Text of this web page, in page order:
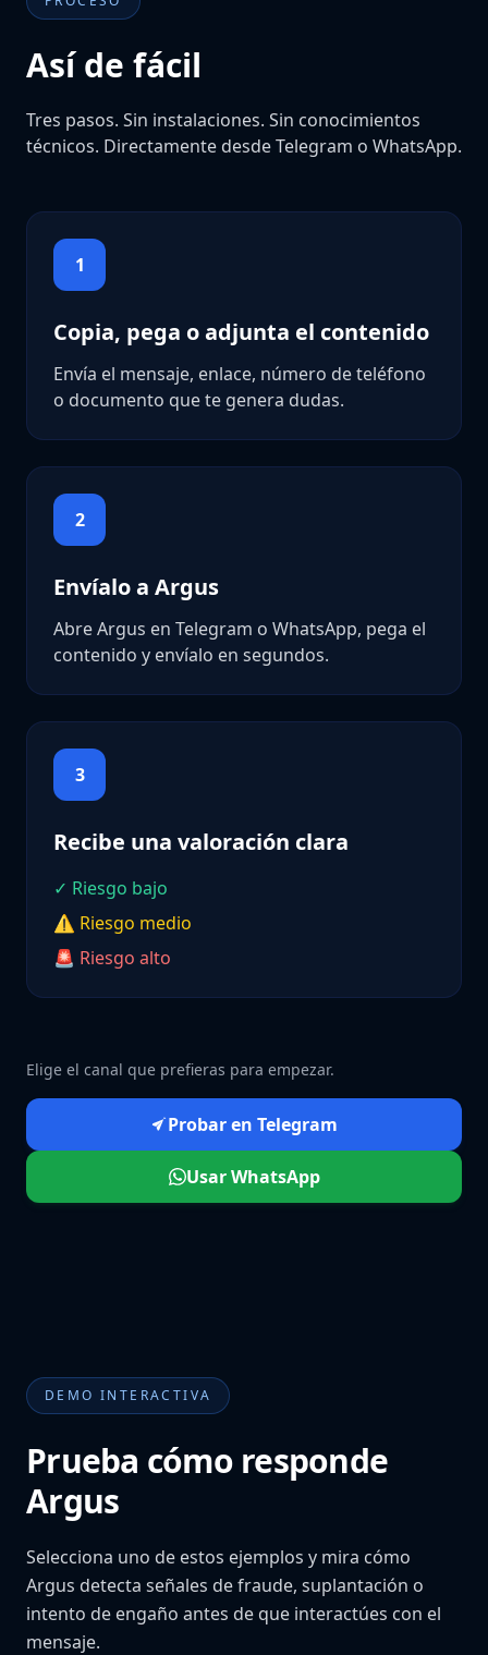
Así de fácil
Tres pasos. Sin instalaciones. Sin conocimientos
técnicos. Directamente desde Telegram o WhatsApp.
1
Copia, pega o adjunta el contenido
Envía el mensaje, enlace, número de teléfono
o documento que te genera dudas.
2
Envíalo a Argus
Abre Argus en Telegram o WhatsApp, pega el
contenido y envíalo en segundos.
3
Recibe una valoración clara
✓ Riesgo bajo
⚠ Riesgo medio
🚨 Riesgo alto
Elige el canal que prefieras para empezar.
Probar en Telegram
Usar WhatsApp
DEMO INTERACTIVA
Prueba cómo responde
Argus
Selecciona uno de estos ejemplos y mira cómo
Argus detecta señales de fraude, suplantación o
intento de engaño antes de que interactúes con el
mensaje.